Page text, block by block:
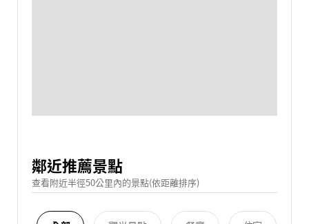
鄰近推薦景點
查看附近半徑50公里內的景點(依距離排序)